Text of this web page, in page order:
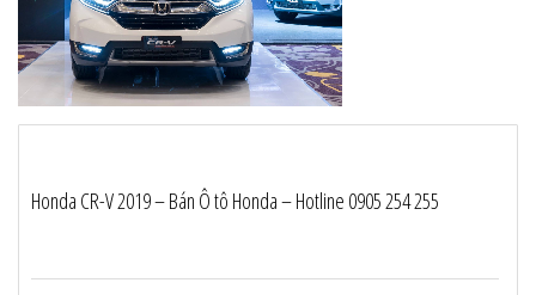
Honda CR-V 2019 – Bán Ô tô Honda – Hotline 0905 254 255